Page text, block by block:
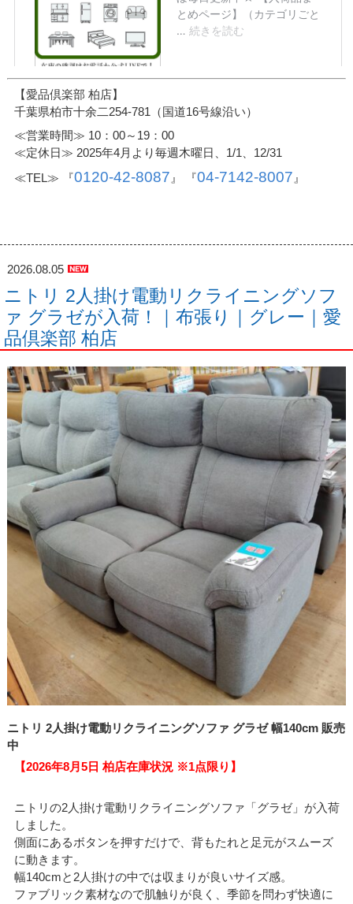
【愛品倶楽部 柏店】
千葉県柏市十余二254-781（国道16号線沿い）
≪営業時間≫ 10：00～19：00
≪定休日≫ 2025年4月より毎週木曜日、1/1、12/31
≪TEL≫ 『0120-42-8087 』 『04-7142-8007 』
2026.08.05
ニトリ 2人掛け電動リクライニングソフ
ァ グラゼが入荷！｜布張り｜グレー｜愛
品倶楽部 柏店
ニトリ 2人掛け電動リクライニングソファ グラゼ 幅140cm 販売
中
【2026年8月5日 柏店在庫状況 ※1点限り】
ニトリの2人掛け電動リクライニングソファ「グラゼ」が入荷
しました。
側面にあるボタンを押すだけで、背もたれと足元がスムーズ
に動きます。
幅140cmと2人掛けの中では収まりが良いサイズ感。
ファブリック素材なので肌触りが良く、季節を問わず快適に